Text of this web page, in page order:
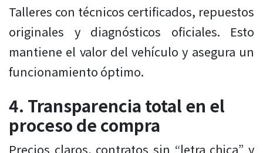
Talleres con técnicos certificados, repuestos
originales y diagnósticos oficiales. Esto
mantiene el valor del vehículo y asegura un
funcionamiento óptimo.
4. Transparencia total en el
proceso de compra
Precios claros, contratos sin “letra chica” y